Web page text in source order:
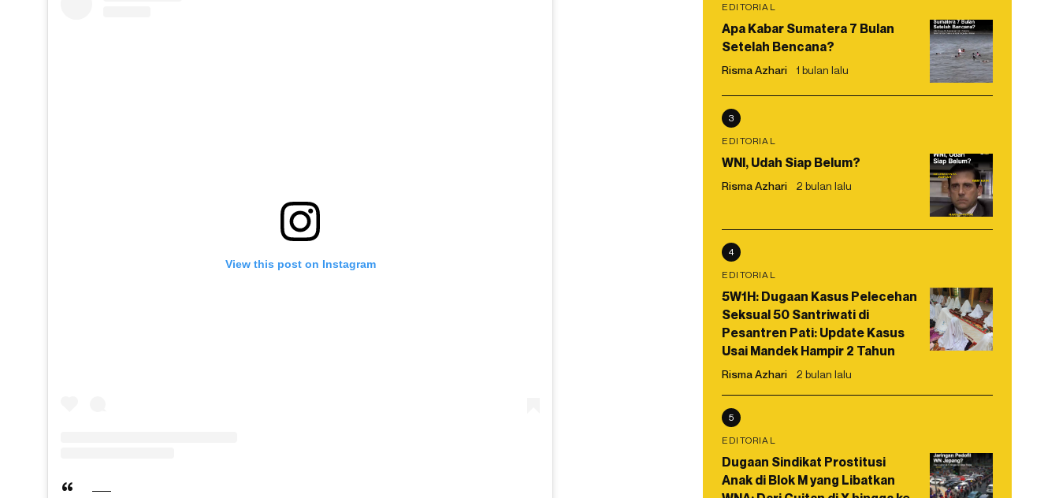
View this post on Instagram
EDITORIAL
Apa Kabar Sumatera 7 Bulan
Setelah Bencana?
Risma Azhari 1 bulan lalu
3
EDITORIAL
WNI, Udah Siap Belum?
Risma Azhari 2 bulan lalu
4
EDITORIAL
5W1H: Dugaan Kasus Pelecehan
Seksual 50 Santriwati di
Pesantren Pati: Update Kasus
Usai Mandek Hampir 2 Tahun
Risma Azhari 2 bulan lalu
5
EDITORIAL
Dugaan Sindikat Prostitusi
Anak di Blok M yang Libatkan